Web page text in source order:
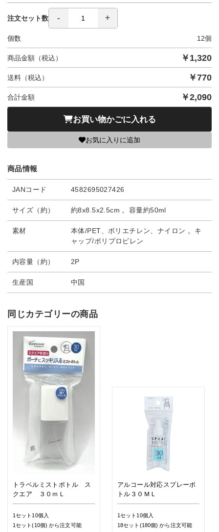
注文セット数
個数 12個
商品金額（税込） ￥ 1,320
送料（税込） ￥770
合計金額 ￥2,090
お買い物かごに入れる
お気に入りに追加
商品情報
JANコード 4582695027426
サイズ（約） 約8x8.5x2.5cm 。容量約50ml
素材
本体/PET、ポリエチレン、ナイロン 。キ
ャップ/ポリプロピレン
内容量（約） 2P
生産国 中国
同じカテゴリーの商品
トラベルミストボトル ス
クエア ３０ｍＬ
1セット10個入
1セット(10個)から注文可能
アルコール対応スプレーボ
トル３０ＭＬ
1セット10個入
18セット(180個)から注文可能